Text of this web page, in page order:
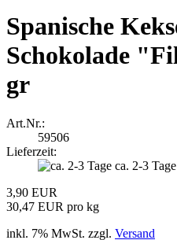
Spanische
Schokolade
gr
Art.Nr.:
59506
Lieferzeit:
ca. 2-3 Tage
3,90 EUR
30,47 EUR pro kg
inkl. 7% MwSt. zzgl. Versand